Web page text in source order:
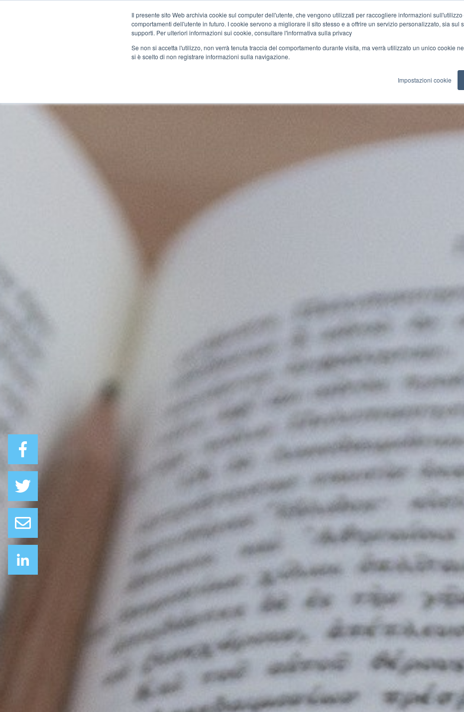
Il presente sito Web archivia cookie sul computer dell'utente, che vengono utilizzati per raccogliere informazioni
comportamenti dell'utente in futuro. I cookie servono a migliorare il sito stesso e a offrire un servizio personalizzato, sia sul
supporti. Per ulteriori informazioni sui cookie, consultare l'informativa sulla privacy
Se non si accetta l'utilizzo, non verrà tenuta traccia del comportamento durante visita, ma verrà utilizzato un unico cookie
si è scelto di non registrare informazioni sulla navigazione.
Impostazioni cookie
Docenti Certificazione Cultura Rete Blog